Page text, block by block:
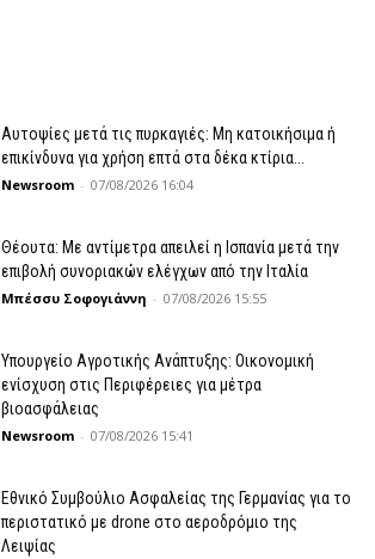
Αυτοψίες μετά τις πυρκαγιές: Μη κατοικήσιμα ή
επικίνδυνα για χρήση επτά στα δέκα κτίρια...
Newsroom - 07/08/2026 16:04
Θέουτα: Με αντίμετρα απειλεί η Ισπανία μετά την
επιβολή συνοριακών ελέγχων από την Ιταλία
Μπέσσυ Σοφογιάννη - 07/08/2026 15:55
Υπουργείο Αγροτικής Ανάπτυξης: Οικονομική
ενίσχυση στις Περιφέρειες για μέτρα
βιοασφάλειας
Newsroom - 07/08/2026 15:41
Εθνικό Συμβούλιο Ασφαλείας της Γερμανίας για το
περιστατικό με drone στο αεροδρόμιο της
Λειψίας